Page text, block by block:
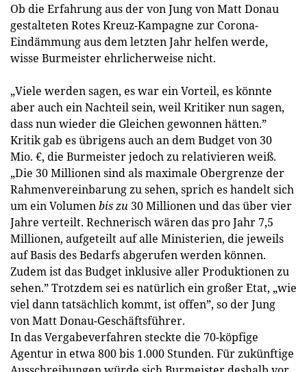
Ob die Erfahrung aus der von Jung von Matt Donau
gestalteten Rotes Kreuz-Kampagne zur Corona-
Eindämmung aus dem letzten Jahr helfen werde,
wisse Burmeister ehrlicherweise nicht.
„Viele werden sagen, es war ein Vorteil, es könnte
aber auch ein Nachteil sein, weil Kritiker nun sagen,
dass nun wieder die Gleichen gewonnen hätten.”
Kritik gab es übrigens auch an dem Budget von 30
Mio. €, die Burmeister jedoch zu relativieren weiß.
„Die 30 Millionen sind als maximale Obergrenze der
Rahmenvereinbarung zu sehen, sprich es handelt sich
um ein Volumenbiszu 30 Millionen und das über vier
Jahre verteilt. Rechnerisch wären das pro Jahr 7,5
Millionen, aufgeteilt auf alle Ministerien, die jeweils
auf Basis des Bedarfs abgerufen werden können.
Zudem ist das Budget inklusive aller Produktionen zu
sehen.” Trotzdem sei es natürlich ein großer Etat, „wie
viel dann tatsächlich kommt, ist offen”, so der Jung
von Matt Donau-Geschäftsführer.
In das Vergabeverfahren steckte die 70-köpfige
Agentur in etwa 800 bis 1.000 Stunden. Für zukünftige